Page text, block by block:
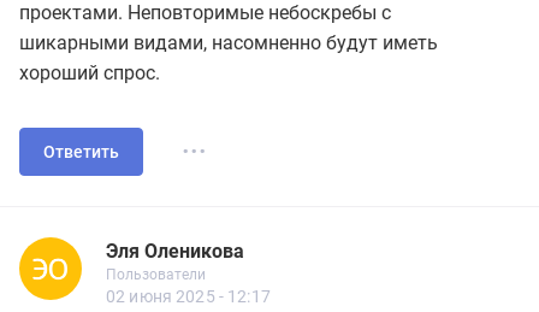
проектами. Неповторимые небоскребы с
шикарными видами, насомненно будут иметь
хороший спрос.
Ответить ...
Эля Оленикова
Эля Оленикова
Пользователи
Новичок
Пользователи
3 сообщений
02 июня 2025 - 12:17